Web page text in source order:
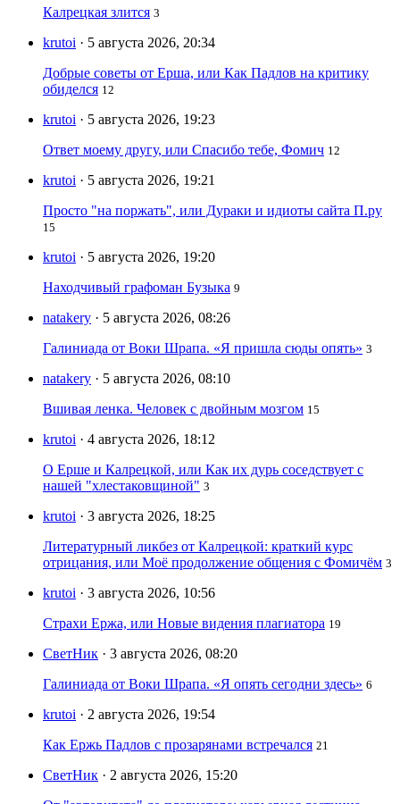
Калрецкая злится 3
krutoi · 5 августа 2026, 20:34
Добрые советы от Ерша, или Как Падлов на критику
обиделся 12
krutoi · 5 августа 2026, 19:23
Ответ моему другу, или Спасибо тебе, Фомич 12
krutoi · 5 августа 2026, 19:21
Просто "на поржать", или Дураки и идиоты сайта П.ру
15
krutoi · 5 августа 2026, 19:20
Находчивый графоман Бузыка 9
natakery · 5 августа 2026, 08:26
Галиниада от Воки Шрапа. «Я пришла сюды опять» 3
natakery · 5 августа 2026, 08:10
Вшивая ленка. Человек с двойным мозгом 15
krutoi · 4 августа 2026, 18:12
О Ерше и Калрецкой, или Как их дурь соседствует с
нашей "хлестаковщиной" 3
krutoi · 3 августа 2026, 18:25
Литературный ликбез от Калрецкой: краткий курс
отрицания, или Моё продолжение общения с Фомичём 3
krutoi · 3 августа 2026, 10:56
Страхи Ержа, или Новые видения плагиатора 19
СветНик · 3 августа 2026, 08:20
Галиниада от Воки Шрапа. «Я опять сегодни здесь» 6
krutoi · 2 августа 2026, 19:54
Как Ержь Падлов с прозарянами встречался 21
СветНик · 2 августа 2026, 15:20